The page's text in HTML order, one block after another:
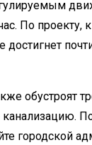
По проекту,
достигнет
обустроят
городской